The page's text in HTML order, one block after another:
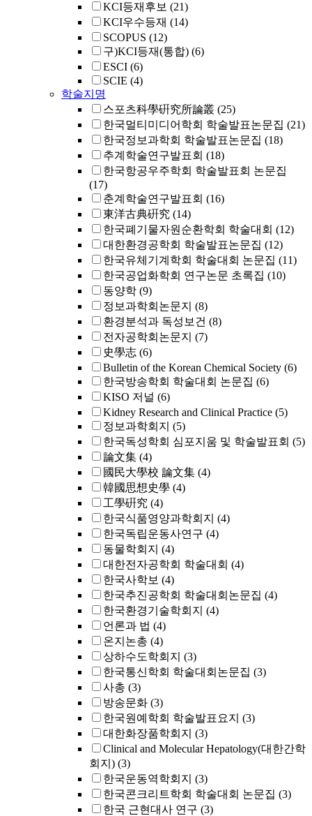
KCI등재후보 (21)
KCI우수등재 (14)
SCOPUS (12)
구)KCI등재(통합) (6)
ESCI (6)
SCIE (4)
학술지명
스포츠科學硏究所論叢 (25)
한국멀티미디어학회 학술발표논문집 (21)
한국정보과학회 학술발표논문집 (18)
추계학술연구발표회 (18)
한국항공우주학회 학술발표회 논문집
(17)
춘계학술연구발표회 (16)
東洋古典硏究 (14)
한국폐기물자원순환학회 학술대회 (12)
대한환경공학회 학술발표논문집 (12)
한국유체기계학회 학술대회 논문집 (11)
한국공업화학회 연구논문 초록집 (10)
동양학 (9)
정보과학회논문지 (8)
환경분석과 독성보건 (8)
전자공학회논문지 (7)
史學志 (6)
Bulletin of the Korean Chemical Society (6)
한국방송학회 학술대회 논문집 (6)
KISO 저널 (6)
Kidney Research and Clinical Practice (5)
정보과학회지 (5)
한국독성학회 심포지움 및 학술발표회 (5)
論文集 (4)
國民大學校 論文集 (4)
韓國思想史學 (4)
工學硏究 (4)
한국식품영양과학회지 (4)
한국독립운동사연구 (4)
동물학회지 (4)
대한전자공학회 학술대회 (4)
한국사학보 (4)
한국추진공학회 학술대회논문집 (4)
한국환경기술학회지 (4)
언론과 법 (4)
온지논총 (4)
상하수도학회지 (3)
한국통신학회 학술대회논문집 (3)
사총 (3)
방송문화 (3)
한국원예학회 학술발표요지 (3)
대한화장품학회지 (3)
Clinical and Molecular Hepatology(대한간학
회지) (3)
한국운동역학회지 (3)
한국콘크리트학회 학술대회 논문집 (3)
한국 근현대사 연구 (3)